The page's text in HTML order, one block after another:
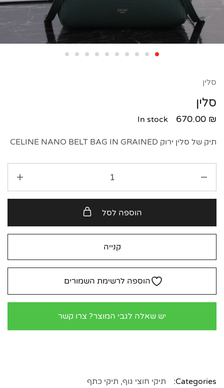
סלין
סלין
670.00 ₪
In stock
תיק של סלין ירוק CELINE NANO BELT BAG IN GRAINED
הוספה לסל
קנייה
הוספה לרשימת השמורים
יש שאלה לגבי המוצר? צרו קשר
Categories: תיקי חוצי גוף, תיקי כתף